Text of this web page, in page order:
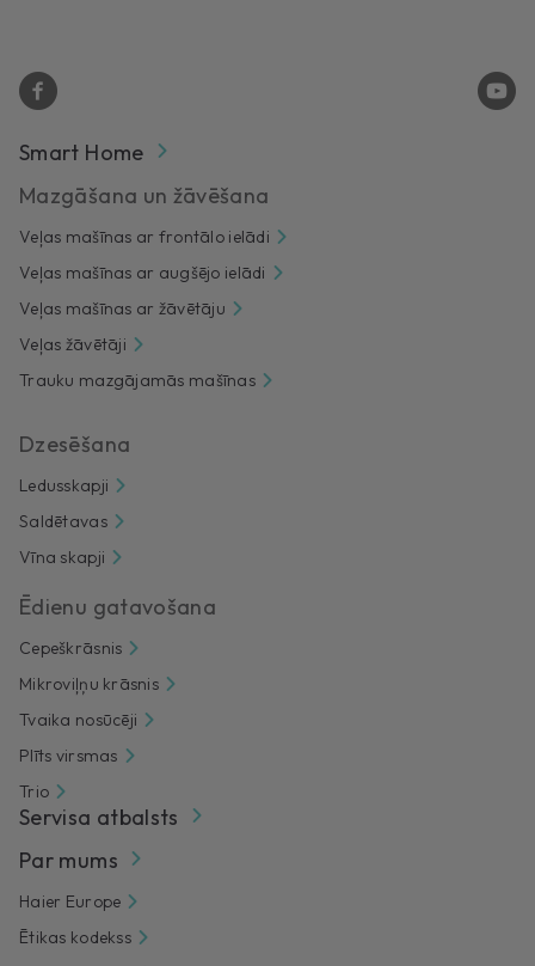
Smart Home
Mazgāšana un žāvēšana
Veļas mašīnas ar frontālo ielādi
Veļas mašīnas ar augšējo ielādi
Veļas mašīnas ar žāvētāju
Veļas žāvētāji
Trauku mazgājamās mašīnas
Dzesēšana
Ledusskapji
Saldētavas
Vīna skapji
Ēdienu gatavošana
Cepeškrāsnis
Mikroviļņu krāsnis
Tvaika nosūcēji
Plīts virsmas
Trio
Servisa atbalsts
Par mums
Haier Europe
Ētikas kodekss